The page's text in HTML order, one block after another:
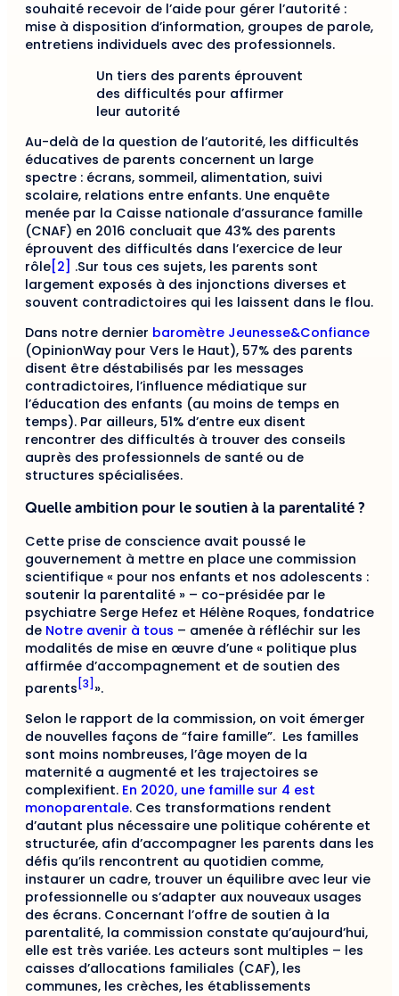
souhaité recevoir de l’aide pour gérer l’autorité :
mise à disposition d’information, groupes de parole,
entretiens individuels avec des professionnels.
Un tiers des parents éprouvent
des difficultés pour affirmer
leur autorité
Au-delà de la question de l’autorité, les difficultés
éducatives de parents concernent un large
spectre : écrans, sommeil, alimentation, suivi
scolaire, relations entre enfants. Une enquête
menée par la Caisse nationale d’assurance famille
(CNAF) en 2016 concluait que 43% des parents
éprouvent des difficultés dans l’exercice de leur
rôle [2] .Sur tous ces sujets, les parents sont
largement exposés à des injonctions diverses et
souvent contradictoires qui les laissent dans le flou.
Dans notre dernier baromètre Jeunesse&Confiance
(OpinionWay pour Vers le Haut), 57% des parents
disent être déstabilisés par les messages
contradictoires, l’influence médiatique sur
l’éducation des enfants (au moins de temps en
temps). Par ailleurs, 51% d’entre eux disent
rencontrer des difficultés à trouver des conseils
auprès des professionnels de santé ou de
structures spécialisées.
Quelle ambition pour le soutien à la parentalité ?
Cette prise de conscience avait poussé le
gouvernement à mettre en place une commission
scientifique « pour nos enfants et nos adolescents :
soutenir la parentalité » – co-présidée par le
psychiatre Serge Hefez et Hélène Roques, fondatrice
de Notre avenir à tous – amenée à réfléchir sur les
modalités de mise en œuvre d’une « politique plus
affirmée d’accompagnement et de soutien des
parents [3] ».
Selon le rapport de la commission, on voit émerger
de nouvelles façons de “faire famille”. Les familles
sont moins nombreuses, l’âge moyen de la
maternité a augmenté et les trajectoires se
complexifient. En 2020, une famille sur 4 est
monoparentale. Ces transformations rendent
d’autant plus nécessaire une politique cohérente et
structurée, afin d’accompagner les parents dans les
défis qu’ils rencontrent au quotidien comme,
instaurer un cadre, trouver un équilibre avec leur vie
professionnelle ou s’adapter aux nouveaux usages
des écrans. Concernant l’offre de soutien à la
parentalité, la commission constate qu’aujourd’hui,
elle est très variée. Les acteurs sont multiples – les
caisses d’allocations familiales (CAF), les
communes, les crèches, les établissements